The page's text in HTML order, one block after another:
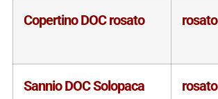
Copertino DOC rosato rosato
Sannio DOC Solopaca
rosato